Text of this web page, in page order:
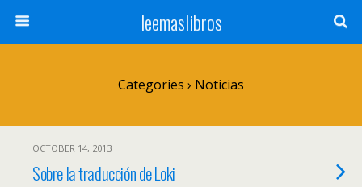
leemaslibros
Categories › Noticias
OCTOBER 14, 2013
Sobre la traducción de Loki